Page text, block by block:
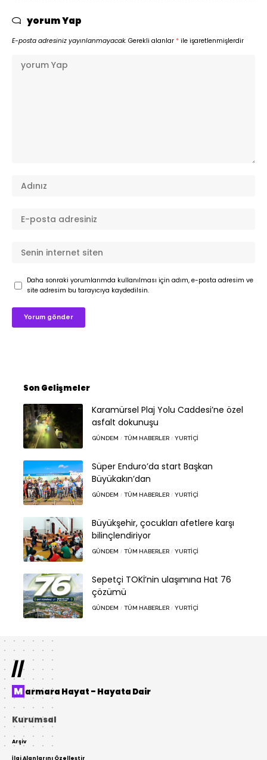
yorum Yap
E-posta adresiniz yayınlanmayacak. Gerekli alanlar * ile işaretlenmişlerdir
Daha sonraki yorumlarımda kullanılması için adım, e-posta adresim ve
site adresim bu tarayıcıya kaydedilsin.
Son Gelişmeler
Karamürsel Plaj Yolu Caddesi’ne özel
asfalt dokunuşu
GÜNDEM TÜM HABERLER YURTIÇI
Süper Enduro’da start Başkan
Büyükakın’dan
GÜNDEM TÜM HABERLER YURTIÇI
Büyükşehir, çocukları afetlere karşı
bilinçlendiriyor
GÜNDEM TÜM HABERLER YURTIÇI
Sepetçi TOKİ’nin ulaşımına Hat 76
çözümü
GÜNDEM TÜM HABERLER YURTIÇI
//
Marmara Hayat – Hayata Dair
Kurumsal
Arşiv
İlgi Alanlarını Özelleştir